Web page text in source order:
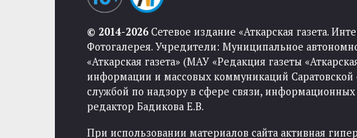
© 2014-2026Сетевое издание «Аткарская газета.
Фотогалерея. Учредители: Муниципальное
«Аткарская газета» (МАУ «Редакция газеты
информации и массовых коммуникаций
службой по надзору в сфере связи,
редактор Бадикова Е.В.
При использовании материалов сайта активная